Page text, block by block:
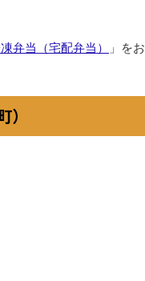
弁当（宅配弁当）
」をお